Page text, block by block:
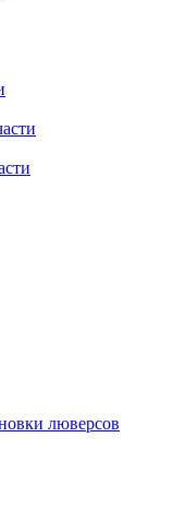
люверсов